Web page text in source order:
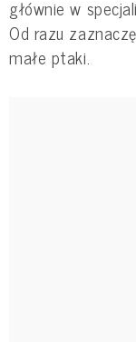
głównie w
Od razu
małe ptaki.